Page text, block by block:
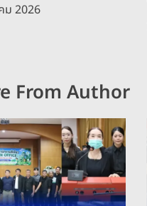
ม 2026
From Author